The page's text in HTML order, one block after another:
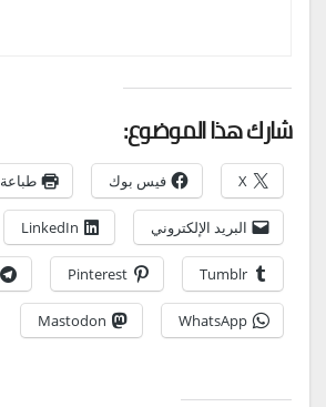
شارك هذا الموضوع:
X فيس بوك طباعة
البريد الإلكتروني LinkedIn
Tumblr
Pinterest
WhatsApp
Mastodon